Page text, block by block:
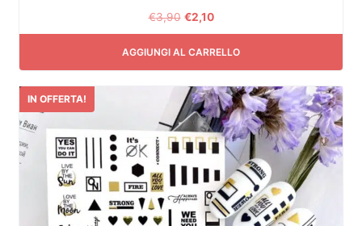
€3,90 €2,10
AGGIUNGI AL CARRELLO
IN OFFERTA!